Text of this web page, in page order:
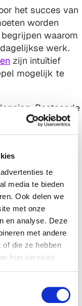
te
media te bieden
Ook delen we
met onze
en analyse. Deze
met andere
die ze hebben
hun services.
het succes van
worden
waarom
werk.
zijn intuïtief
mogelijk te
Bestaande
nieuwe
informatie.
nieuwe
worden
bij
van de
Organisaties